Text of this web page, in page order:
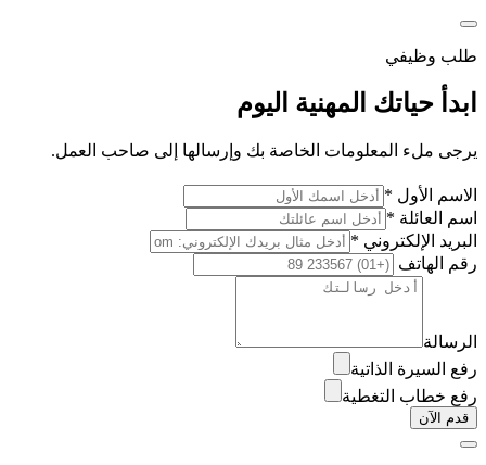
طلب وظيفي
ابدأ حياتك المهنية اليوم
يرجى ملء المعلومات الخاصة بك وإرسالها إلى صاحب العمل.
الاسم الأول *
اسم العائلة *
البريد الإلكتروني *
رقم الهاتف
الرسالة
رفع السيرة الذاتية
رفع خطاب التغطية
قدم الآن